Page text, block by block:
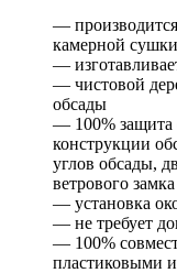
—
камерной сушки
—
— чистовой
обсады
— 100% защита
конструкции
углов обсады,
ветрового
— установка
— не требует
— 100%
пластиковыми